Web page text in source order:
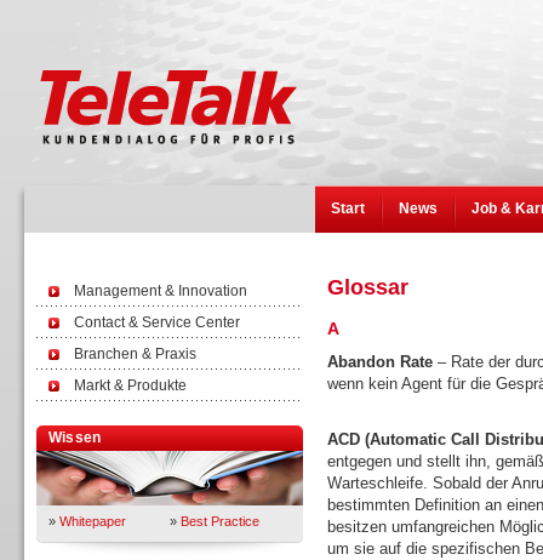
Start News Job &
Management & Innovation
Contact & Service Center
Branchen & Praxis
Markt & Produkte
Wissen
» Whitepaper » Best Practice
Glossar
A
Abandon Rate – Rate der
wenn kein Agent für die
ACD (Automatic Call
entgegen und stellt ihn,
Warteschleife. Sobald der
bestimmten Definition an
besitzen umfangreichen
um sie auf die spezifischen